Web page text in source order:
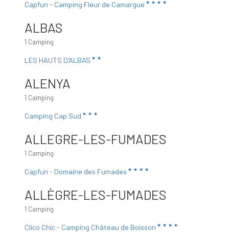
Capfun - Camping Fleur de Camargue
ALBAS
1 Camping
LES HAUTS D'ALBAS
ALENYA
1 Camping
Camping Cap Sud
ALLEGRE-LES-FUMADES
1 Camping
Capfun - Domaine des Fumades
ALLÈGRE-LES-FUMADES
1 Camping
Clico Chic - Camping Château de Boisson